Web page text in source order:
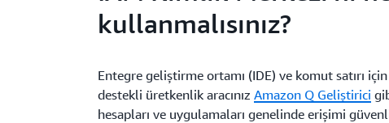
kullanmalısınız?
Entegre geliştirme ortamı (IDE) ve komut satırı
destekli üretkenlik aracınızAmazon Q Geliştirici
hesapları ve uygulamaları genelinde erişimi